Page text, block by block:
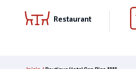
Restaurant